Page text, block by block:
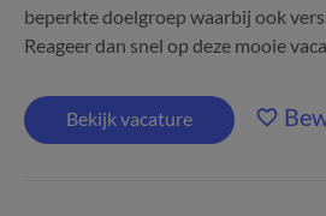
beperkte doelgroep waarbij ook
Reageer dan snel op deze mooie
Bekijk vacature